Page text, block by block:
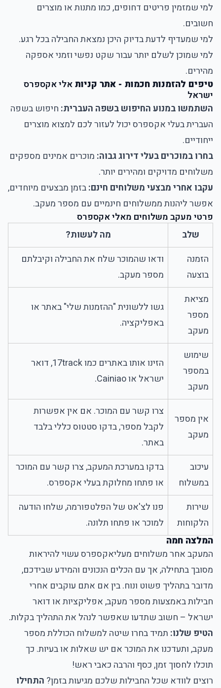
למי שמזמין פריטים דחופים, כמו מתנות או מוצרים
חשובים.
למי שמעדיף לדעת בדיוק היכן נמצאת החבילה בכל רגע.
למי שמוכן לשלם יותר עבור שקט נפשי וזמני אספקה
מהירים.
טיפים להזמנות חכמות - אתר קניותאלי אקספרס
ישראל
השתמשו במנוע החיפוש בשפה העברית: חיפוש בשפה
העברית בעלי אקספרס יכול לעזור לכם למצוא מוצרים
ייחודיים.
בחרו במוכרים בעלי דירוג גבוה: מוכרים אמינים מספקים
משלוחים מדויקים ומהירים יותר.
עקבו אחרי מבצעי משלוחים חינם:בזמן מבצעים מיוחדים,
אפשר ליהנות ממשלוחים חינמיים עם מספר מעקב.
פרטי מעקב משלוחים מאלי אקספרס
שלב
מה לעשות?
הזמנה
בוצעה
ודאו שהמוכר שלח את החבילה וקיבלתם
מספר מעקב.
מציאת
מספר
מעקב
גשו ללשונית "ההזמנות שלי" באתר או
באפליקציה.
שימוש
במספר
מעקב
הזינו אותו באתרים כמו 17track, דואר
ישראל או Cainiao.
אין מספר
מעקב
צרו קשר עם המוכר. אם אין אפשרות
לקבל מספר, בדקו סטטוס כללי בלבד
באתר.
עיכוב
במשלוח
בדקו במערכת המעקב, צרו קשר עם המוכר
או פתחו מחלוקת בעלי אקספרס.
שירות
הלקוחות
פנו לצ'אט של הפלטפורמה, שלחו הודעה
למוכר או פתחו תלונה.
המלצה חמה
המעקב אחר משלוחים מעליאקספרס עשוי להיראות
מסובך בתחילה, אך עם הכלים הנכונים והמידע שבידכם,
מדובר בתהליך פשוט ונוח. בין אם אתם עוקבים אחרי
חבילות באמצעות מספר מעקב, אפליקציות או דואר
ישראל – חשוב שתדעו שאפשר לנהל את התהליך בקלות.
הטיפ שלנו: תמיד בחרו שיטה למשלוח הכוללת מספר
מעקב, ותעדכנו את המוכר אם יש שאלות או בעיות. כך
תוכלו לחסוך זמן, כסף והרבה כאבי ראש!
רוצים לוודא שכל החבילות שלכם מגיעות בזמן? התחילו